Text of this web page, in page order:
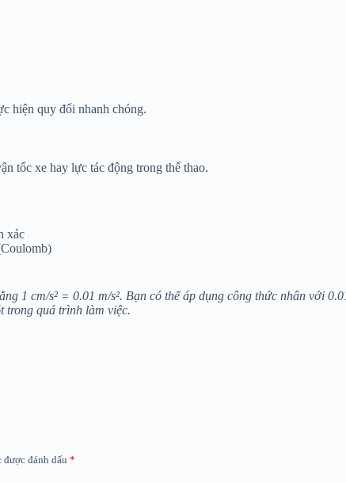
hiện quy đổi nhanh chóng.
tốc xe hay lực tác động trong thể thao.
xác
1 cm/s² = 0.01 m/s². Bạn có thể áp dụng công thức nhân với
trong quá trình làm việc.
được đánh dấu *